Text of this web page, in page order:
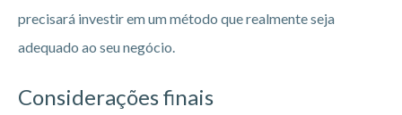
precisará investir em um método que realmente seja
adequado ao seu negócio.
Considerações finais